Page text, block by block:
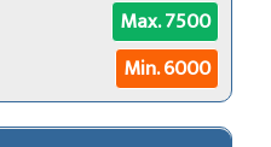
Max. 7500
Min. 6000